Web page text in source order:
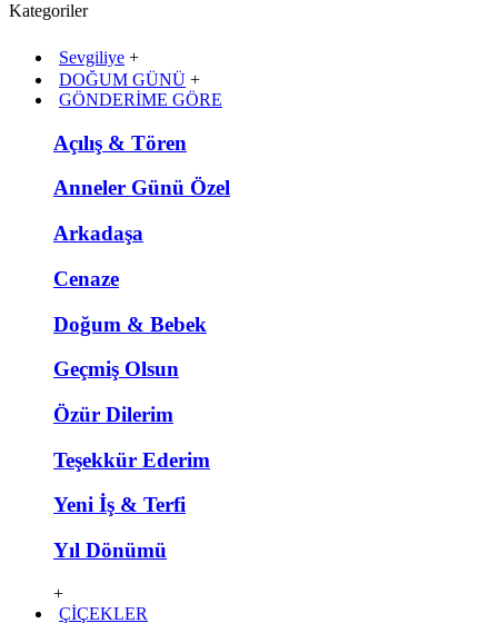
Kategoriler
Sevgiliye +
DOĞUM GÜNÜ +
GÖNDERİME GÖRE
Açılış & Tören
Anneler Günü Özel
Arkadaşa
Cenaze
Doğum & Bebek
Geçmiş Olsun
Özür Dilerim
Teşekkür Ederim
Yeni İş & Terfi
Yıl Dönümü
+
ÇİÇEKLER